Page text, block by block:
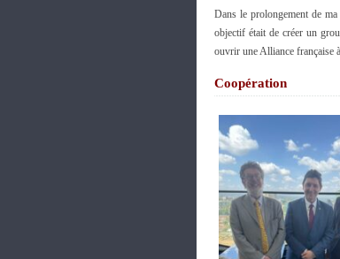
Dans le prolongement de
objectif était de créer un
ouvrir une Alliance française
Coopération